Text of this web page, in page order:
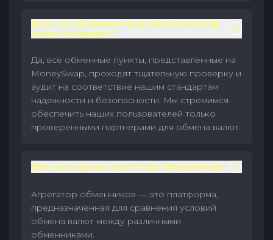
Всем ли обменным пунктам MoneySwap
можно доверять?
Да, все обменные пункты, представленные на
MoneySwap, проходят тщательную проверку и
аудит на соответствие нашим стандартам
надежности и безопасности. Мы стремимся
обеспечить наших пользователей только
проверенными партнерами для обмена валют.
Для чего нужен агрегатор обменников?
Агрегатор обменников — это платформа,
предназначенная для сравнения условий
обмена валют между различными
обменниками.